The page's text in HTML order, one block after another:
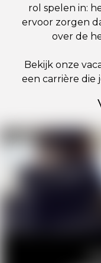
rol spelen in:
ervoor zorgen
over de
Bekijk onze
een carrière die